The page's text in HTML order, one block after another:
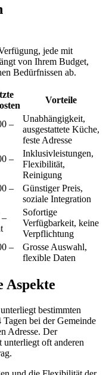
jede mit
von Ihrem Budget,
Bedürfnissen ab.
Vorteile
–
Unabhängigkeit,
ausgestattete Küche,
feste Adresse
–
Inklusivleistungen,
Flexibilität,
Reinigung
–
Günstiger Preis,
soziale Integration
–
Sofortige
Verfügbarkeit, keine
Verpflichtung
–
Grosse Auswahl,
flexible Daten
Aspekte
bestimmten
bei der Gemeinde
Adresse. Der
oft anderen